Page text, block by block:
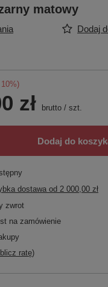
matowy
Dodaj
10%)
zł brutto / szt.
Dodaj do
dostawa od 2 000,00 zł
zwrot
na zamówienie
ratę)